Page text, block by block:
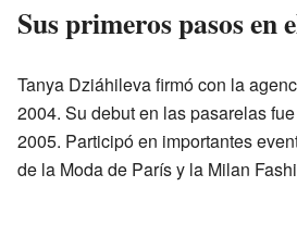
Sus primeros pasos en
Tanya Dziáhileva firmó con la
2004. Su debut en las pasarelas
2005. Participó en importantes
de la Moda de París y la Milan